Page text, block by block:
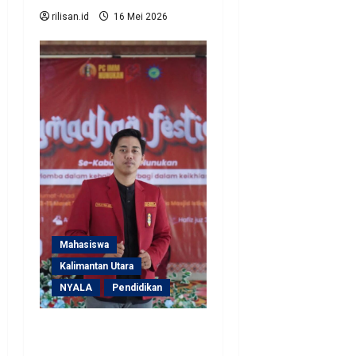
diperkosa. Ini
Pelakunya !
rilisan.id 16 Mei 2026
Mahasiswa
Kalimantan Utara
NYALA
Pendidikan